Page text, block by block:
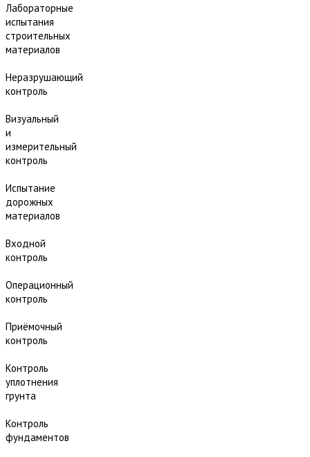
Лабораторные
испытания
строительных
материалов
Неразрушающий
контроль
Визуальный
и
измерительный
контроль
Испытание
дорожных
материалов
Входной
контроль
Операционный
контроль
Приёмочный
контроль
Контроль
уплотнения
грунта
Контроль
фундаментов